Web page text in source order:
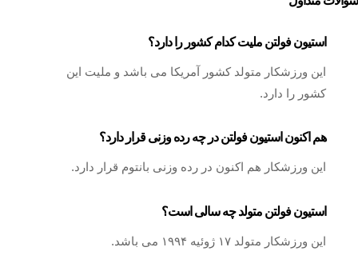
استیون فولتن ملیت کدام کشور را دارد؟
این ورزشکار متولد کشور آمریکا می باشد و ملیت این
کشور را دارد.
هم اکنون استیون فولتن در چه رده وزنی قرار دارد؟
این ورزشکار هم اکنون در رده وزنی بانتوم قرار دارد.
استیون فولتن متولد چه سالی است؟
این ورزشکار متولد ۱۷ ژوئیه ۱۹۹۴ می‌ باشد.